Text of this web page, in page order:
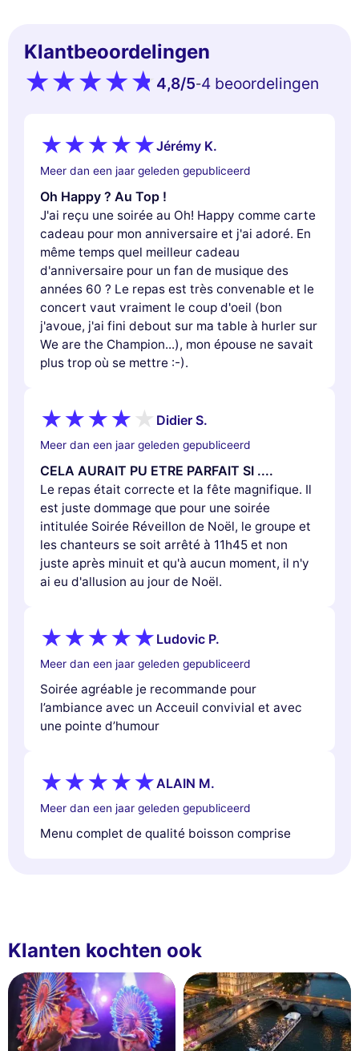
Deze website gebruikt
cookies
verbeteren, ons bereik te meten en de advertenties die u worden
accepteren, weigeren of beheren.
Toestemmingen gecertificeerd door
Nooit! Laat me zien Dit is ok voor mik
Klantbeoordelingen
4,8/5-4 beoordelingen
Jérémy K.
Meer dan een jaar geleden gepubliceerd
Oh Happy ? Au Top !
J'ai reçu une soirée au Oh! Happy comme carte
cadeau pour mon anniversaire et j'ai adoré. En
même temps quel meilleur cadeau
d'anniversaire pour un fan de musique des
années 60 ? Le repas est très convenable et le
concert vaut vraiment le coup d'oeil (bon
j'avoue, j'ai fini debout sur ma table à hurler sur
We are the Champion...), mon épouse ne savait
plus trop où se mettre :-).
Didier S.
Meer dan een jaar geleden gepubliceerd
CELA AURAIT PU ETRE PARFAIT SI ....
Le repas était correcte et la fête magnifique. Il
est juste dommage que pour une soirée
intitulée Soirée Réveillon de Noël, le groupe et
les chanteurs se soit arrêté à 11h45 et non
juste après minuit et qu'à aucun moment, il n'y
ai eu d'allusion au jour de Noël.
Ludovic P.
Meer dan een jaar geleden gepubliceerd
Soirée agréable je recommande pour
l’ambiance avec un Acceuil convivial et avec
une pointe d’humour
ALAIN M.
Meer dan een jaar geleden gepubliceerd
Menu complet de qualité boisson comprise
Klanten kochten ook